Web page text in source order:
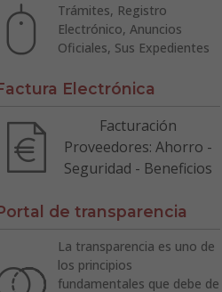
Trámites, Registro
Electrónico, Anuncios
Oficiales, Sus Expedientes
Electrónica
Facturación
Proveedores: Ahorro -
Seguridad - Beneficios
de transparencia
La transparencia es uno de
los principios
fundamentales que debe de